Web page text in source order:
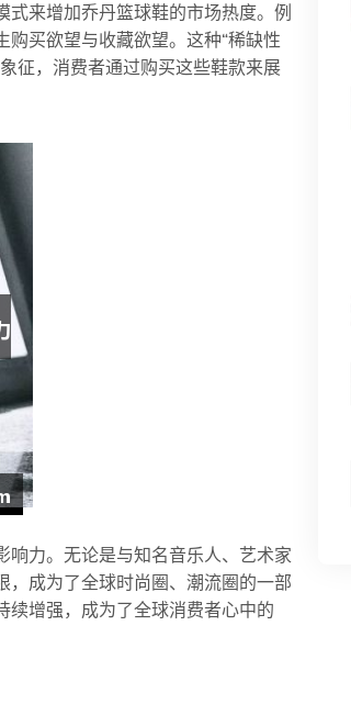
来增加乔丹篮球鞋的市场热度。例
买欲望与收藏欲望。这种“稀缺性
征，消费者通过购买这些鞋款来展
响力。无论是与知名音乐人、艺术家
成为了全球时尚圈、潮流圈的一部
续增强，成为了全球消费者心中的